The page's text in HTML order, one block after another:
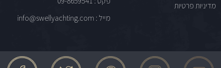
מדיניות פרטיות
מייל : info@swellyachting.com